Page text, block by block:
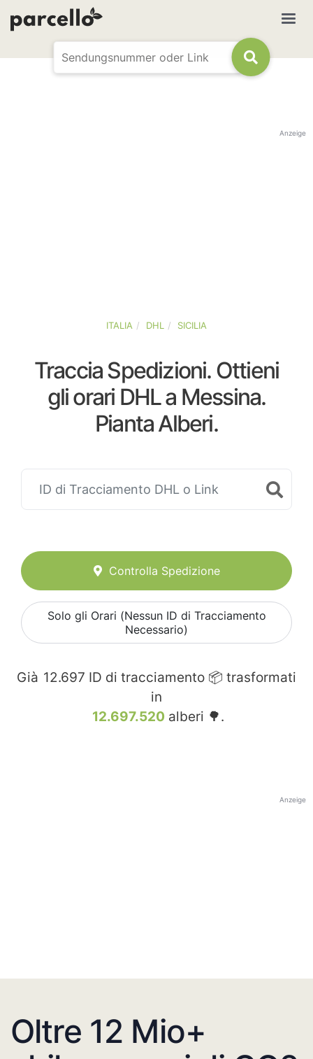
Anzeige
ITALIA DHL SICILIA
Traccia Spedizioni. Ottieni
gli orari DHL a Messina.
Pianta Alberi.
Controlla Spedizione
Solo gli Orari (Nessun ID di Tracciamento
Necessario)
Già 12.697 ID di tracciamento 📦 trasformati
in
12.697.520 alberi 🌳.
Anzeige
Oltre 12 Mio+